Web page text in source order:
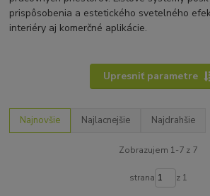
prispôsobenia a estetického svetelného
interiéry aj komerčné aplikácie.
Upresniť parametre
Najnovšie Najlacnejšie Najdrahšie
Zobrazujem 1-7 z 7
strana z 1